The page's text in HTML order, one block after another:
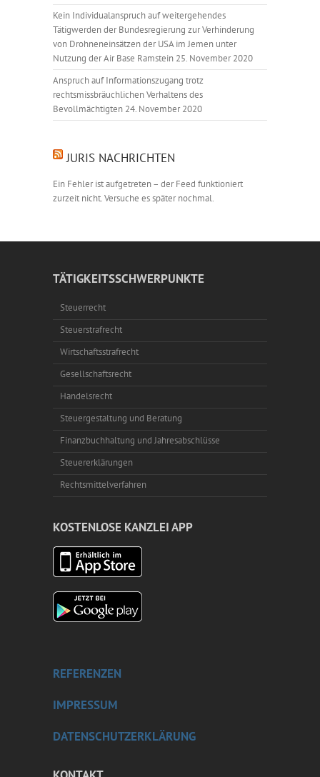
Kein Individualanspruch auf weitergehendes
Tätigwerden der Bundesregierung zur Verhinderung
von Drohneneinsätzen der USA im Jemen unter
Nutzung der Air Base Ramstein 25. November 2020
Anspruch auf Informationszugang trotz
rechtsmissbräuchlichen Verhaltens des
Bevollmächtigten 24. November 2020
JURIS NACHRICHTEN
Ein Fehler ist aufgetreten – der Feed funktioniert
zurzeit nicht. Versuche es später nochmal.
TÄTIGKEITSSCHWERPUNKTE
Steuerrecht
Steuerstrafrecht
Wirtschaftsstrafrecht
Gesellschaftsrecht
Handelsrecht
Steuergestaltung und Beratung
Finanzbuchhaltung und Jahresabschlüsse
Steuererklärungen
Rechtsmittelverfahren
KOSTENLOSE KANZLEI APP
REFERENZEN
IMPRESSUM
DATENSCHUTZERKLÄRUNG